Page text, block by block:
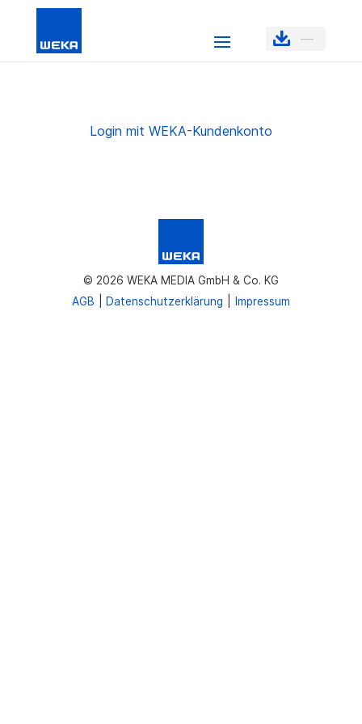
—
Login mit WEKA-Kundenkonto
© 2026 WEKA MEDIA GmbH & Co. KG
AGB
Datenschutzerklärung Impressum